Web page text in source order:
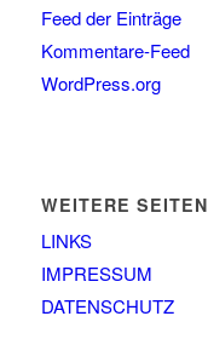
Feed der Einträge
Kommentare-Feed
WordPress.org
WEITERE SEITEN
LINKS
IMPRESSUM
DATENSCHUTZ